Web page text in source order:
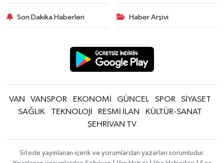
Son Dakika Haberleri Haber Arşivi
VAN VANSPOR EKONOMİ GÜNCEL SPOR
SİYASET
SAĞLIK
TEKNOLOJİ RESMİ İLAN
KÜLTÜR-SANAT
ŞEHRİVAN TV
Sitede yayınlanan içerik ve yorumlardan yazarları sorumludur.